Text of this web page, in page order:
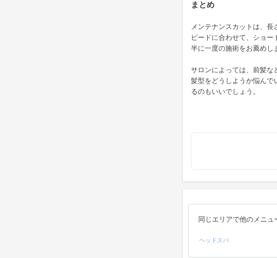
まとめ
メンテナンスカットは、長
ピードに合わせて、ショー
半に一度の施術をお薦めし
サロンによっては、前髪な
髪型をどうしようか悩んで
るのもいいでしょう。
同じエリアで他のメニュ
ヘッドスパ